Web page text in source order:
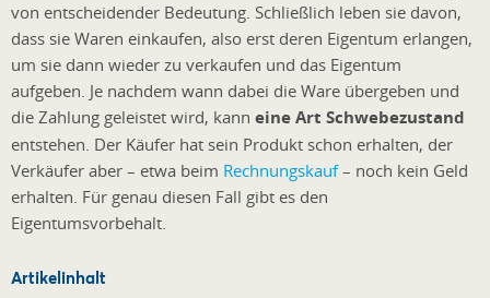
von entscheidender Bedeutung. Schließlich leben sie davon,
dass sie Waren einkaufen, also erst deren Eigentum erlangen,
um sie dann wieder zu verkaufen und das Eigentum
aufgeben. Je nachdem wann dabei die Ware übergeben und
die Zahlung geleistet wird, kann eine Art Schwebezustand
entstehen. Der Käufer hat sein Produkt schon erhalten, der
Verkäufer aber – etwa beim Rechnungskauf– noch kein Geld
erhalten. Für genau diesen Fall gibt es den
Eigentumsvorbehalt.
Artikelinhalt